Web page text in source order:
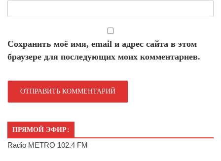
Сохранить моё имя, email и адрес сайта в этом
браузере для последующих моих комментариев.
ПРЯМОЙ ЭФИР:
Radio METRO 102.4 FM